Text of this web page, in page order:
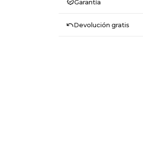
Garantía
Devolución gratis